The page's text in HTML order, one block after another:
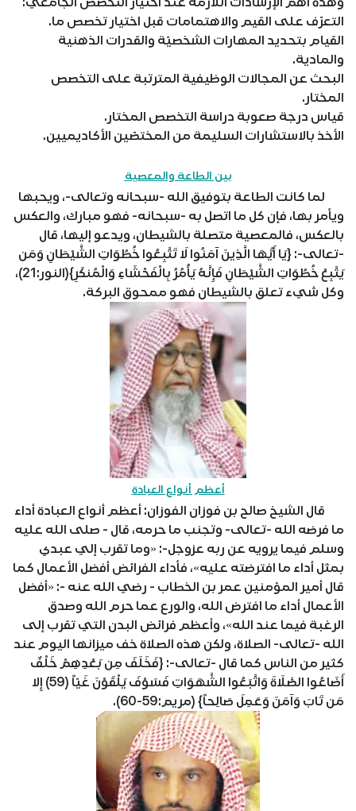
التعرّف على القيم والاهتمامات قبل اختيار تخصص ما.
القيام بتحديد المهارات الشخصيّة والقدرات الذهنية
والمادية.
البحث عن المجالات الوظيفية المترتبة على التخصص
المختار.
قياس درجة صعوبة دراسة التخصص المختار.
الأخذ بالاستشارات السليمة من المختصّين الأكاديميين.
بين الطاعة والمعصية
لما كانت الطاعة بتوفيق الله -سبحانه وتعالى-، ويحبها
ويأمر بها، فإن كل ما اتصل به -سبحانه- فهو مبارك، والعكس
بالعكس، فالمعصية متصلة بالشيطان، ويدعو إليها، قال
-تعالى-: {يَا أَيُّهَا الَّذِينَ آمَنُوا لَا تَتَّبِعُوا خُطُوَاتِ الشَّيْطَانِ وَمَن
يَتَّبِعْ خُطُوَاتِ الشَّيْطَانِ فَإِنَّهُ يَأْمُرُ بِالْفَحْشَاءِ وَالْمُنكَرِ}(النور:21)،
وكل شيء تعلق بالشيطان فهو ممحوق البركة.
أعظم أنواع العبادة
قال الشيخ صالح بن فوزان الفوزان: أعظم أنواع العبادة أداء
ما فرضه الله -تعالى- وتجنب ما حرمه، قال - صلى الله عليه
وسلم فيما يرويه عن ربه عزوجل-: «وما تقرب إلي عبدي
بمثل أداء ما افترضته عليه»، فأداء الفرائض أفضل الأعمال كما
قال أمير المؤمنين عمر بن الخطاب - رضي الله عنه -: «أفضل
الأعمال أداء ما افترض الله، والورع عما حرم الله وصدق
الرغبة فيما عند الله»، وأعظم فرائض البدن التي تقرب إلى
الله -تعالى- الصلاة، ولكن هذه الصلاة خف ميزانها اليوم عند
كثير من الناس كما قال -تعالى-: {فَخَلَفَ مِن بَعْدِهِمْ خَلْفٌ
أَضَاعُوا الصَّلَاةَ وَاتَّبَعُوا الشَّهَوَاتِ فَسَوْفَ يَلْقَوْنَ غَيّاً (59) إِلا
مَن تَابَ وَآمَنَ وَعَمِلَ صَالِحاً} (مريم:59-60).